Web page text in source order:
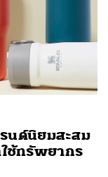
รนด์นิยมสะสม
ช้ทรัพยากร